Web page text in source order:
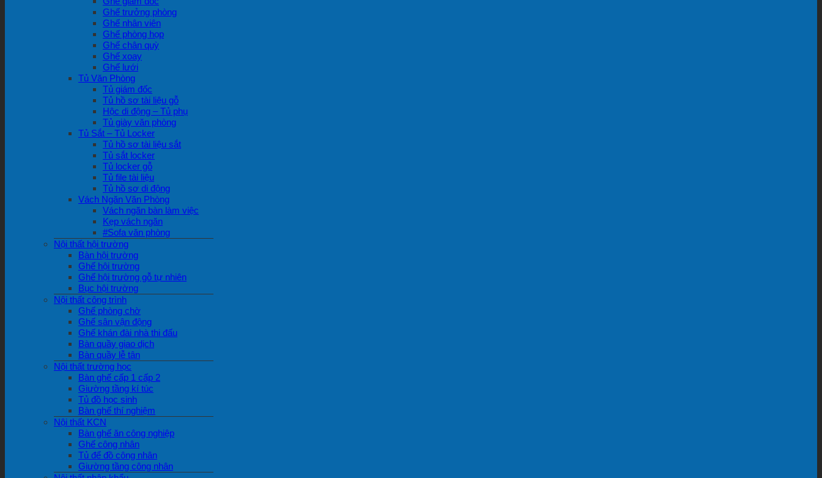
Ghế trưởng phòng
Ghế nhân viên
Ghế phòng họp
Ghế chân quỳ
Ghế xoay
Ghế lưới
Tủ Văn Phòng
Tủ giám đốc
Tủ hồ sơ tài liệu gỗ
Hộc di động – Tủ phụ
Tủ giày văn phòng
Tủ Sắt – Tủ Locker
Tủ hồ sơ tài liệu sắt
Tủ sắt locker
Tủ locker gỗ
Tủ file tài liệu
Tủ hồ sơ di động
Vách Ngăn Văn Phòng
Vách ngăn bàn làm việc
Kẹp vách ngăn
#Sofa văn phòng
Nội thất hội trường
Bàn hội trường
Ghế hội trường
Ghế hội trường gỗ tự nhiên
Bục hội trường
Nội thất công trình
Ghế phòng chờ
Ghế sân vận động
Ghế khán đài nhà thi đấu
Bàn quầy giao dịch
Bàn quầy lễ tân
Nội thất trường học
Bàn ghế cấp 1 cấp 2
Giường tầng kí túc
Tủ đồ học sinh
Bàn ghế thí nghiệm
Nội thất KCN
Bàn ghế ăn công nghiệp
Ghế công nhân
Tủ để đồ công nhân
Giường tầng công nhân